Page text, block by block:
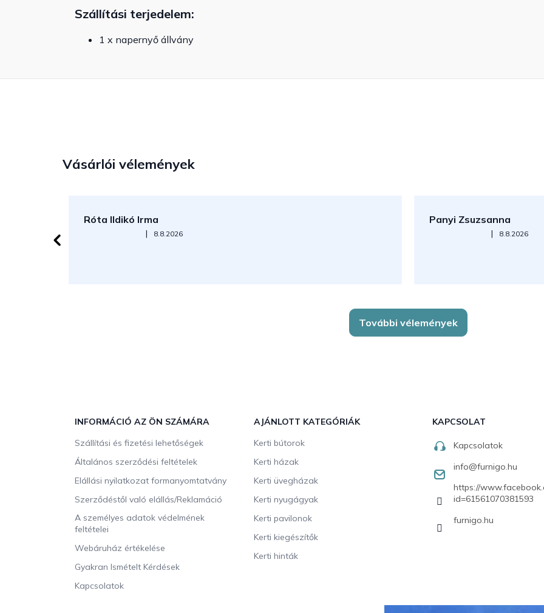
Szállítási terjedelem:
1 x napernyő állvány
Vásárlói vélemények
Róta Ildikó Irma
Az áruház értékelése 5-ből 5 csillag.
| 8.8.2026
Panyi Zsuzsanna
Az áruház értékelése 5-ből
| 8.8.2026
További vélemények
INFORMÁCIÓ AZ ÖN SZÁMÁRA
Szállítási és fizetési lehetőségek
Általános szerződési feltételek
Elállási nyilatkozat formanyomtatvány
Szerződéstől való elállás/Reklamáció
A személyes adatok védelmének
feltételei
Webáruház értékelése
Gyakran Ismételt Kérdések
Kapcsolatok
AJÁNLOTT KATEGÓRIÁK
Kerti bútorok
Kerti házak
Kerti üvegházak
Kerti nyugágyak
Kerti pavilonok
Kerti kiegészítők
Kerti hinták
KAPCSOLAT
Kapcsolatok
info@furnigo.hu
https://
id=61561070381593
furnigo.hu